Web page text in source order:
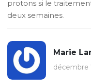
protons si le
deux semaines.
Marie
décembre